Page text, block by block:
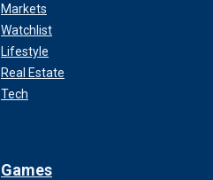
Markets
Watchlist
Lifestyle
Real Estate
Tech
Games